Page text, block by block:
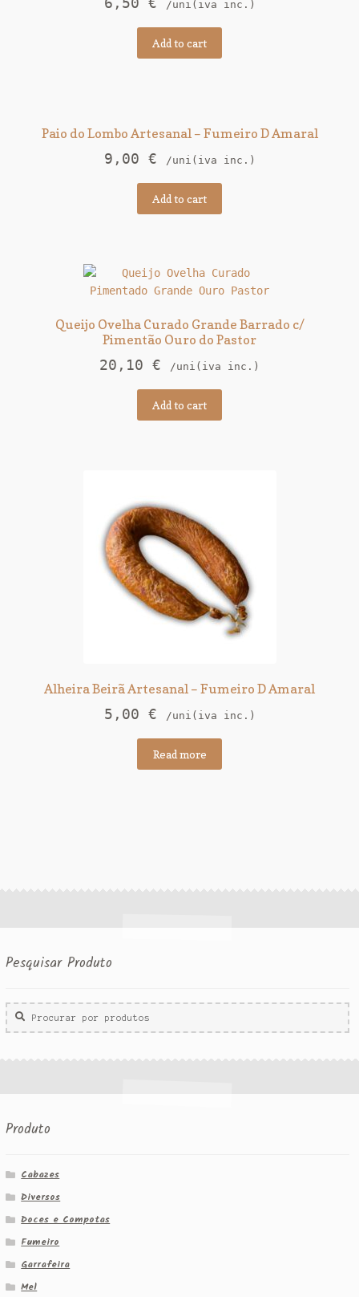
/uni(iva inc.)
Add to cart
Paio do Lombo Artesanal – Fumeiro D Amaral
9,00 € /uni(iva inc.)
Add to cart
Queijo Ovelha Curado Grande Barrado c/
Pimentão Ouro do Pastor
20,10 € /uni(iva inc.)
Add to cart
Alheira Beirã Artesanal – Fumeiro D Amaral
5,00 € /uni(iva inc.)
Read more
Pesquisar Produto
Procurar
por:
Produto
Cabazes
Diversos
Doces e Compotas
Fumeiro
Garrafeira
Mel